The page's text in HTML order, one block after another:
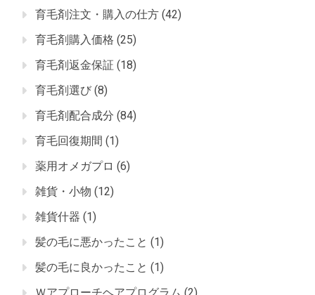
育毛剤注文・購入の仕方 (42)
育毛剤購入価格 (25)
育毛剤返金保証 (18)
育毛剤選び (8)
育毛剤配合成分 (84)
育毛回復期間 (1)
薬用オメガプロ (6)
雑貨・小物 (12)
雑貨什器 (1)
髪の毛に悪かったこと (1)
髪の毛に良かったこと (1)